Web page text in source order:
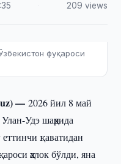
209 views
фуқароси
—2026 йил 8 май
Удэ шаҳрида
қаватидан
ҳалок бўлди, яна